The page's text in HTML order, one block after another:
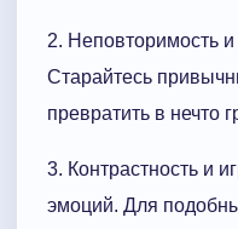
2. Неповторимость и
Старайтесь
превратить в нечто
3. Контрастность и
эмоций. Для